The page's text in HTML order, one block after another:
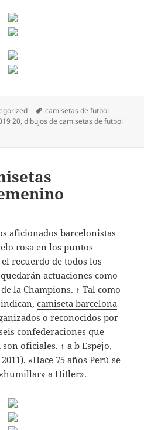
Etiquetas
camisetas de futbol
20,dibujos de camisetas de futbol
aficionados barcelonistas
rosa en los puntos
recuerdo de todos los
actuaciones como
la Champions. ↑ Tal como
indican,camiseta barcelona
o reconocidos por
confederaciones que
oficiales. ↑ a b Espejo,
«Hace 75 años Perú se
a Hitler».